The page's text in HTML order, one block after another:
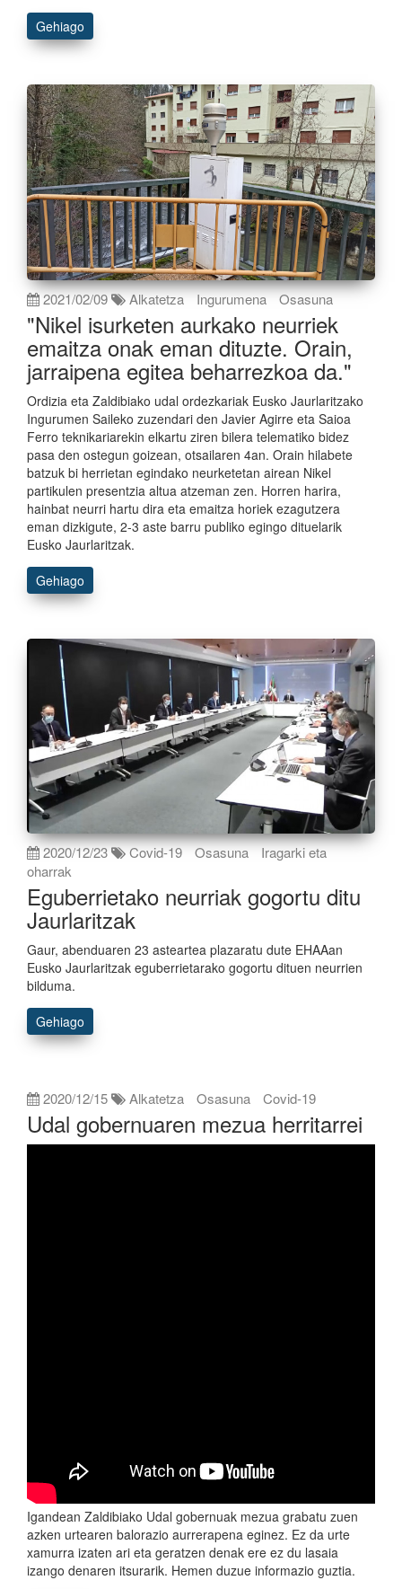
Gehiago
2021/02/09 Alkatetza Ingurumena Osasuna
"Nikel isurketen aurkako neurriek
emaitza onak eman dituzte. Orain,
jarraipena egitea beharrezkoa da."
Ordizia eta Zaldibiako udal ordezkariak Eusko Jaurlaritzako
Ingurumen Saileko zuzendari den Javier Agirre eta Saioa
Ferro teknikariarekin elkartu ziren bilera telematiko bidez
pasa den ostegun goizean, otsailaren 4an. Orain hilabete
batzuk bi herrietan egindako neurketetan airean Nikel
partikulen presentzia altua atzeman zen. Horren harira,
hainbat neurri hartu dira eta emaitza horiek ezagutzera
eman dizkigute, 2-3 aste barru publiko egingo dituelarik
Eusko Jaurlaritzak.
Gehiago
2020/12/23 Covid-19 Osasuna
Iragarki eta
oharrak
Eguberrietako neurriak gogortu ditu
Jaurlaritzak
Gaur, abenduaren 23 asteartea plazaratu dute EHAAan
Eusko Jaurlaritzak eguberrietarako gogortu dituen neurrien
bilduma.
Gehiago
2020/12/15 Alkatetza Osasuna Covid-19
Udal gobernuaren mezua herritarrei
Igandean Zaldibiako Udal gobernuak mezua grabatu zuen
azken urtearen balorazio aurrerapena eginez. Ez da urte
xamurra izaten ari eta geratzen denak ere ez du lasaia
izango denaren itsurarik. Hemen duzue informazio guztia.